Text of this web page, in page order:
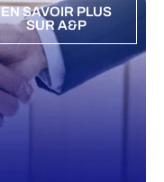
EN SAVOIR PLUS
SUR A&P